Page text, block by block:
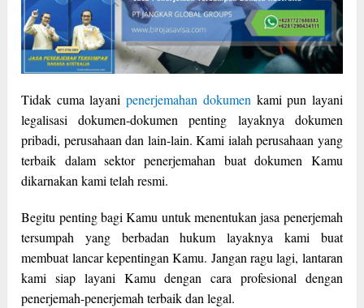
Tidak cuma layanipenerjemahan dokumen kami pun layani
legalisasi dokumen-dokumen penting layaknya dokumen
pribadi, perusahaan dan lain-lain. Kami ialah perusahaan yang
terbaik dalam sektor penerjemahan buat dokumen Kamu
dikarnakan kami telah resmi.
Begitu penting bagi Kamu untuk menentukan jasa penerjemah
tersumpah yang berbadan hukum layaknya kami buat
membuat lancar kepentingan Kamu. Jangan ragu lagi, lantaran
kami siap layani Kamu dengan cara profesional dengan
penerjemah-penerjemah terbaik dan legal.